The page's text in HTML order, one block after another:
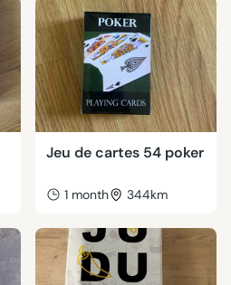
Jeu de cartes 54 poker
1 month 344km